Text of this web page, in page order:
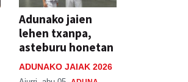
Adunako jaien
lehen txanpa,
asteburu honetan
ADUNAKO JAIAK 2026